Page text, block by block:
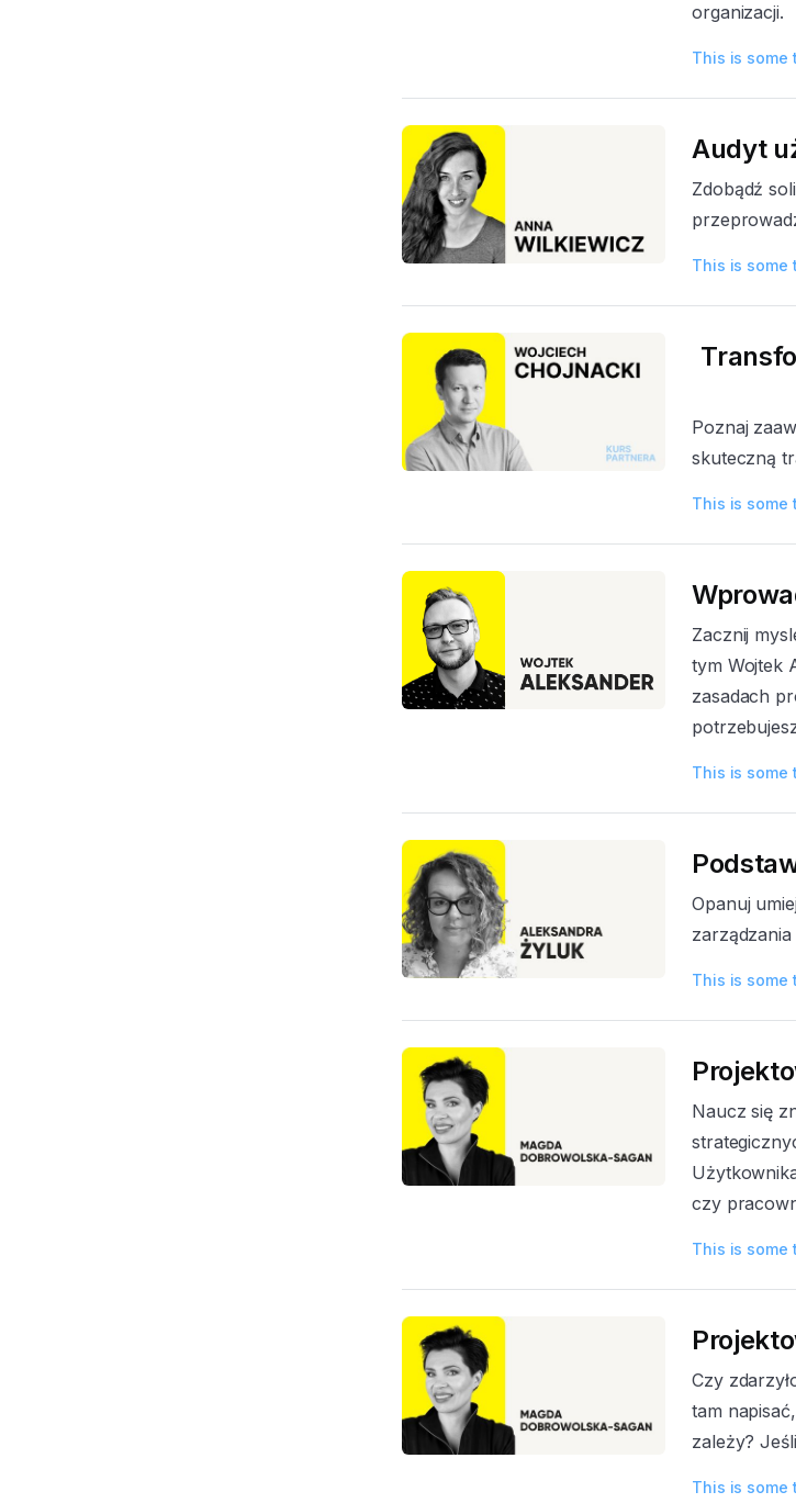
organizacji.
This is some
Audyt
Zdobądź
This is some
Poznaj
skuteczną
This is some
Zacznij
tym Wojtek
zasadach
This is some
Opanuj
This is some
Naucz się
czy
This is some
Czy
tam
zależy?
This is some